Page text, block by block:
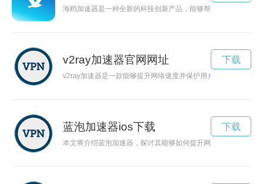
海鸥加速器是一种全新的科技创新产品，能够帮助海鸥在飞行
v2ray加速器官网网址
v2ray加速器是一款能够提升网络速度并保护用户隐私的强大工
下载
蓝泡加速器ios下载
本文将介绍蓝泡加速器，探讨其能够如何提升网络速度，改善用
下载